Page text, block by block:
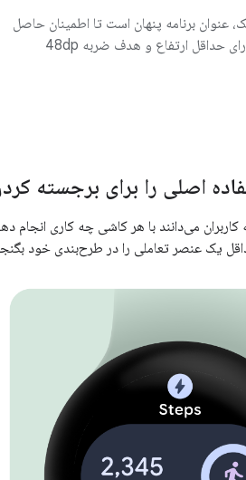
برنامه پنهان است تا اطمینان حاصل
شود که دو ردیف دارای حداقل ارتفاع و هدف ضربه 48dp
اصلی را برای برجسته
کاربران می‌دانند با هر کاشی چه کاری
یک عنصر تعاملی را در طرح‌بندی خود